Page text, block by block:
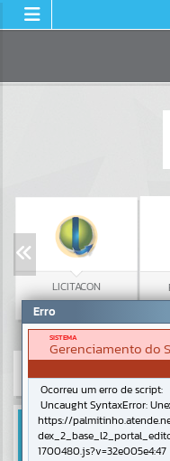
LICITACON
Resultados para""
Erro
SISTEMA
Gerenciamento do
Ocorreu um erro de script:
Uncaught SyntaxError:
https://
1700480.js?v=32e005e4:47